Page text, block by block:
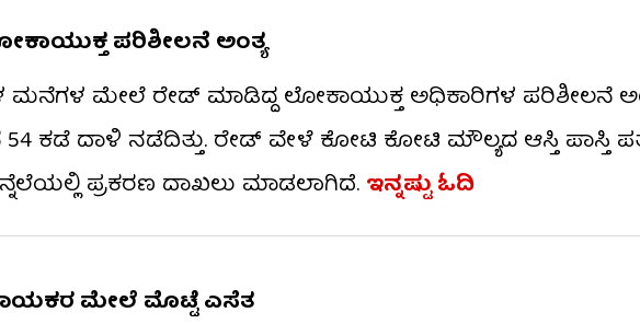
ಪರಿಶೀಲನೆ ಅಂತ್ಯ
ಮನೆಗಳ ಮೇಲೆ ರೇಡ್​​ ಮಾಡಿದ್ದ ಲೋಕಾಯುಕ್ತ ಅಧಿಕಾರಿಗಳ ಪರಿಶೀಲನೆ
54 ಕಡೆ ದಾಳಿ ನಡೆದಿತ್ತು. ರೇಡ್​​ ವೇಳೆ ಕೋಟಿ ಕೋಟಿ ಮೌಲ್ಯದ ಆಸ್ತಿ ಪಾಸ್ತಿ
ಪ್ರಕರಣ ದಾಖಲು ಮಾಡಲಾಗಿದೆ. ಇನ್ನಷ್ಟು ಓದಿ
ನಾಯಕರ ಮೇಲೆ ಮೊಟ್ಟೆ ಎಸೆತ